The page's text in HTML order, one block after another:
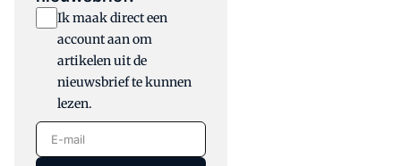
Ik maak direct een
account aan om
artikelen uit de
nieuwsbrief te kunnen
lezen.
E-mail